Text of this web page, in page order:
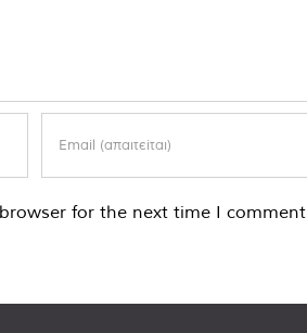
for the next time I comment.